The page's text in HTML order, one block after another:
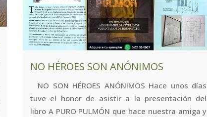
NO HÉROES SON ANÓNIMOS
NO SON HÉROES ANÓNIMOS Hace unos días
tuve el honor de asistir a la presentación del
libro A PURO PULMÓN que hace nuestra amiga y